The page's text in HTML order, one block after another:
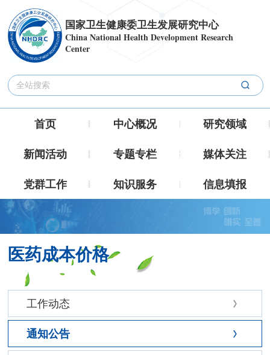
国家卫生健康委卫生发展研究中心
China National Health Development Research
Center
首页 中心概况
研究领域
新闻活动
专题专栏
媒体关注
党群工作
知识服务 信息填报
医药成本价格
工作动态
通知公告